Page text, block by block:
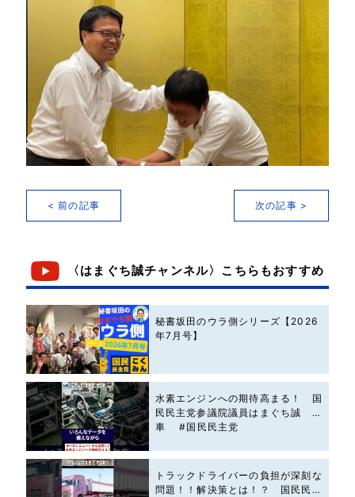
< 前の記事 次の記事 >
〈はまぐち誠チャンネル〉こちらもおすすめ
秘書坂田のウラ側シリーズ【2026
年7月号】
水素エンジンへの期待高まる！ 国
民民主党参議院議員はまぐち誠 #
車 #国民民主党
トラックドライバーの負担が深刻な
問題！！解決策とは！？ 国民民主